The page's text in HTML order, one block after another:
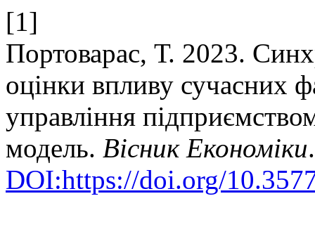
[1]
Портоварас, Т. 2023.
оцінки впливу сучасних
управління
модель. Вісник Економіки
DOI:https://doi.org/